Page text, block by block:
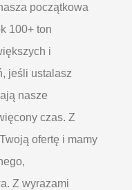
początkowa
100+ ton
i
jeśli ustalasz
nasze
czas. Z
ofertę i mamy
Z wyrazami